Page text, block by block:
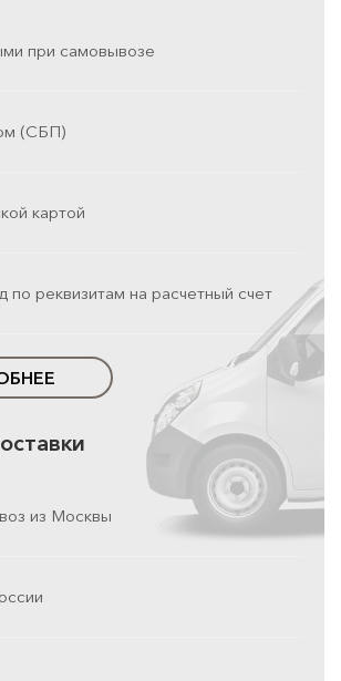
при самовывозе
(СБП)
картой
по реквизитам на расчетный счет
из Москвы